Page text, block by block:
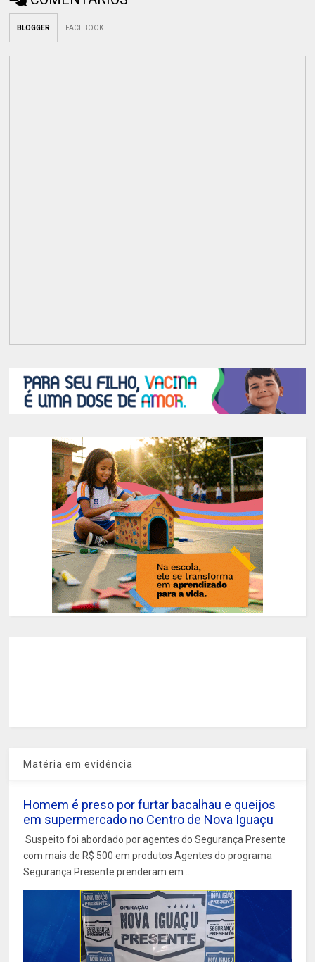
BLOGGER FACEBOOK
Matéria em evidência
Homem é preso por furtar bacalhau e queijos
em supermercado no Centro de Nova Iguaçu
Suspeito foi abordado por agentes do Segurança Presente
com mais de R$ 500 em produtos Agentes do programa
Segurança Presente prenderam em ...